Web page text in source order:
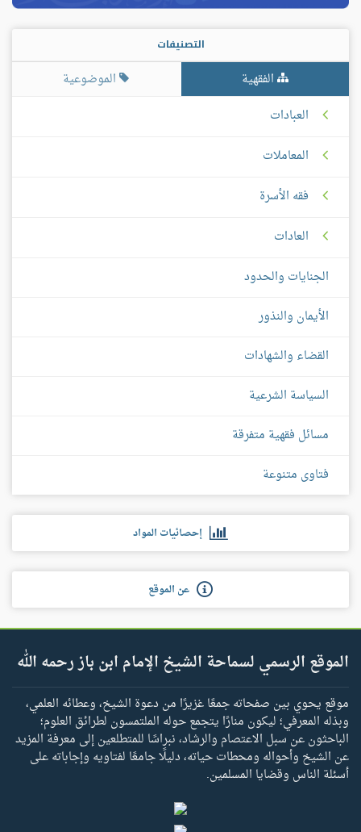
التصنيفات
الفقهية
الموضوعية
العبادات
المعاملات
فقه الأسرة
العادات
الجنايات والحدود
الأيمان والنذور
القضاء والشهادات
السياسة الشرعية
مسائل فقهية متفرقة
فتاوى متنوعة
إحصائيات المواد
عن الموقع
الموقع الرسمي لسماحة الشيخ الإمام ابن باز رحمه الله
موقع يحوي بين صفحاته جمعًا غزيرًا من دعوة الشيخ، وعطائه العلمي،
وبذله المعرفي؛ ليكون منارًا يتجمع حوله الملتمسون لطرائق العلوم؛
الباحثون عن سبل الاعتصام والرشاد، نبراسًا للمتطلعين إلى معرفة المزيد
عن الشيخ وأحواله ومحطات حياته، دليلًا جامعًا لفتاويه وإجاباته على
أسئلة الناس وقضايا المسلمين.